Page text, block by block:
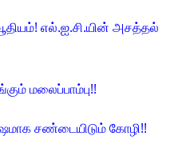
எல்.ஐ.சி.யின் அசத்தல்
மலைப்பாம்பு!!
சண்டையிடும் கோழி!!